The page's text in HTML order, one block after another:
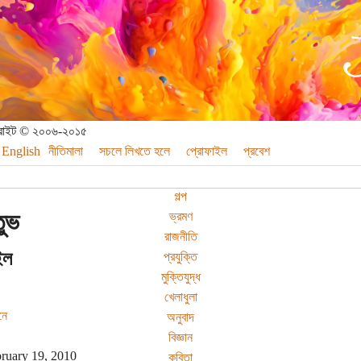
© ২০০৬-২০১৫
English
নীতিমালা সচলে লিখতে হলে প্রোফাইল প্রবেশ
গল্প
ভ্রমণ
রাজনীতি
প্রযুক্তি
মুক্তিযুদ্ধ
খেলাধুলা
অনুবাদ
বিজ্ঞান
কবিতা
19, 2010